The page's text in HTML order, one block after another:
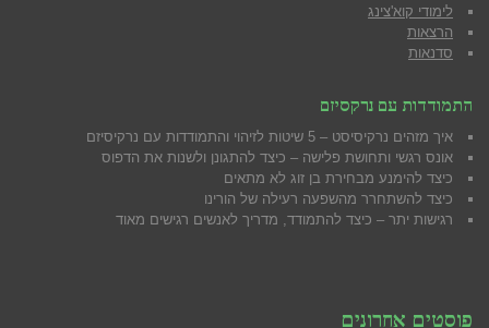
לימודי קוא'צינג
הרצאות
סדנאות
התמודדות עם נרקסיזם
איך מזהים נרקיסיסט – 5 שיטות לזיהוי והתמודדות עם נרקיסיזם
אונס רגשי ותחושת פלישה – כיצד להתגונן ולשנות את הדפוס
כיצד להימנע מבחירת בן זוג לא מתאים
כיצד להשתחרר מהשפעה רעילה של הורינו
רגישות יתר – כיצד להתמודד, מדריך לאנשים רגישים מאוד
פוסטים אחרונים